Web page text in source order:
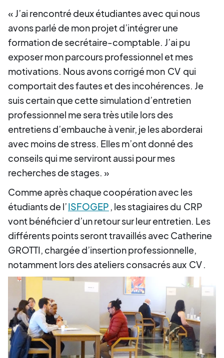
« J’ai rencontré deux étudiantes avec qui nous
avons parlé de mon projet d’intégrer une
formation de secrétaire-comptable. J’ai pu
exposer mon parcours professionnel et mes
motivations. Nous avons corrigé mon CV qui
comportait des fautes et des incohérences. Je
suis certain que cette simulation d’entretien
professionnel me sera très utile lors des
entretiens d’embauche à venir, je les aborderai
avec moins de stress. Elles m’ont donné des
conseils qui me serviront aussi pour mes
recherches de stages. »
Comme après chaque coopération avec les
étudiants de l’ISFOGEP , les stagiaires du CRP
vont bénéficier d’un retour sur leur entretien. Les
différents points seront travaillés avec Catherine
GROTTI, chargée d’insertion professionnelle,
notamment lors des ateliers consacrés aux CV.